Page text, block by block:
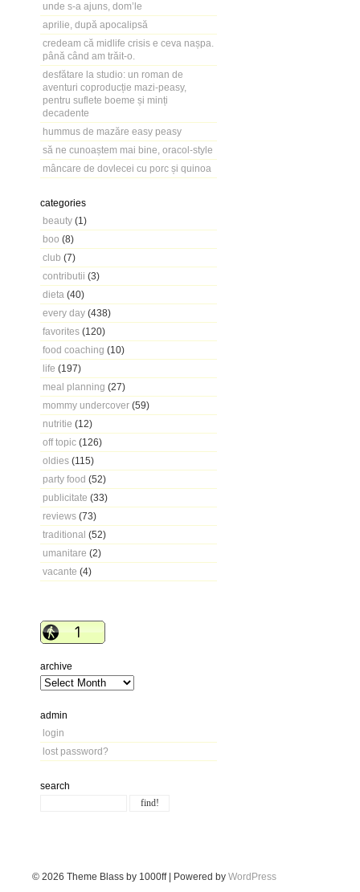
unde s-a ajuns, dom’le
aprilie, după apocalipsă
credeam că midlife crisis e ceva nașpa.
până când am trăit-o.
desfătare la studio: un roman de
aventuri coproducție mazi-peasy,
pentru suflete boeme și minți
decadente
hummus de mazăre easy peasy
să ne cunoaștem mai bine, oracol-style
mâncare de dovlecei cu porc și quinoa
categories
beauty (1)
boo (8)
club (7)
contributii (3)
dieta (40)
every day (438)
favorites (120)
food coaching (10)
life (197)
meal planning (27)
mommy undercover (59)
nutritie (12)
off topic (126)
oldies (115)
party food (52)
publicitate (33)
reviews (73)
traditional (52)
umanitare (2)
vacante (4)
archive
admin
login
lost password?
search
© 2026 Theme Blass by 1000ff | Powered by WordPress